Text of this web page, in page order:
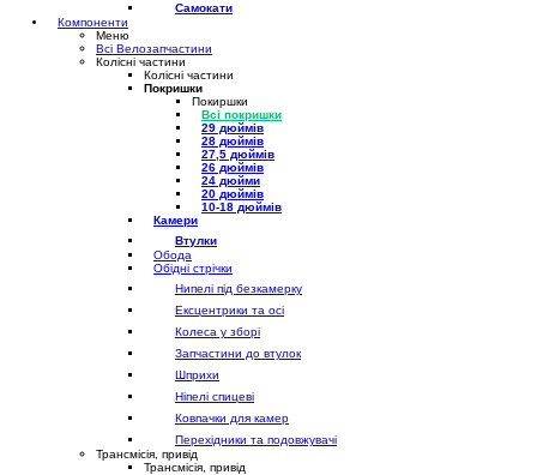
Самокати
Компоненти
Меню
Всі Велозапчастини
Колісні частини
Колісні частини
Покришки
Покиршки
Всі покришки
29 дюймів
28 дюймів
27,5 дюймів
26 дюймів
24 дюйми
20 дюймів
10-18 дюймів
Камери
Втулки
Обода
Обідні стрічки
Нипелі під безкамерку
Ексцентрики та осі
Колеса у зборі
Запчастини до втулок
Шприхи
Ніпелі спицеві
Ковпачки для камер
Перехідники та подовжувачі
Трансмісія, привід
Трансмісія, привід